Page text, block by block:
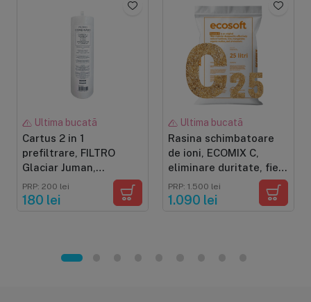
Ultima bucată
Cartus 2 in 1
prefiltrare, FILTRO
Glaciar Juman,
polipropilena si
carbune activat, twist
PRP: 200 lei
180 lei
Ultima bucată
Rasina schimbatoare
de ioni, ECOMIX C,
eliminare duritate, fier,
mangan si materii
organice
PRP: 1.500 lei
1.090 lei